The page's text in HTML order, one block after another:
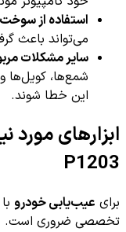
استفاده از سوخت
می‌تواند باعث
سایر مشکلات
شمع‌ها،
این خطا شوند.
ابزارهای مورد
P1203
برای عیب‌یابی خودرو
تخصصی ضروری است.